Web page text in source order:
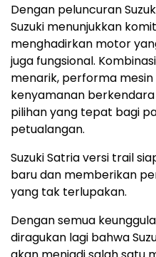
Dengan peluncuran
Suzuki menunjukkan
menghadirkan motor
juga fungsional.
menarik, performa
kenyamanan
pilihan yang tepat bagi
petualangan.
Suzuki Satria versi trail
baru dan memberikan
yang tak terlupakan.
Dengan semua
diragukan lagi bahwa